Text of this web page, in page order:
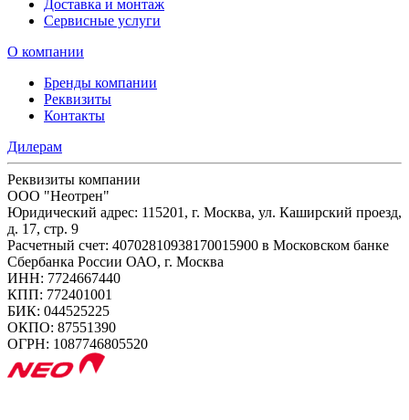
Доставка и монтаж
Сервисные услуги
О компании
Бренды компании
Реквизиты
Контакты
Дилерам
Реквизиты компании
ООО "Неотрен"
Юридический адрес: 115201, г. Москва, ул. Каширский проезд,
д. 17, стр. 9
Расчетный счет: 40702810938170015900 в Московском банке
Сбербанка России ОАО, г. Москва
ИНН: 7724667440
КПП: 772401001
БИК: 044525225
ОКПО: 87551390
ОГРН: 1087746805520